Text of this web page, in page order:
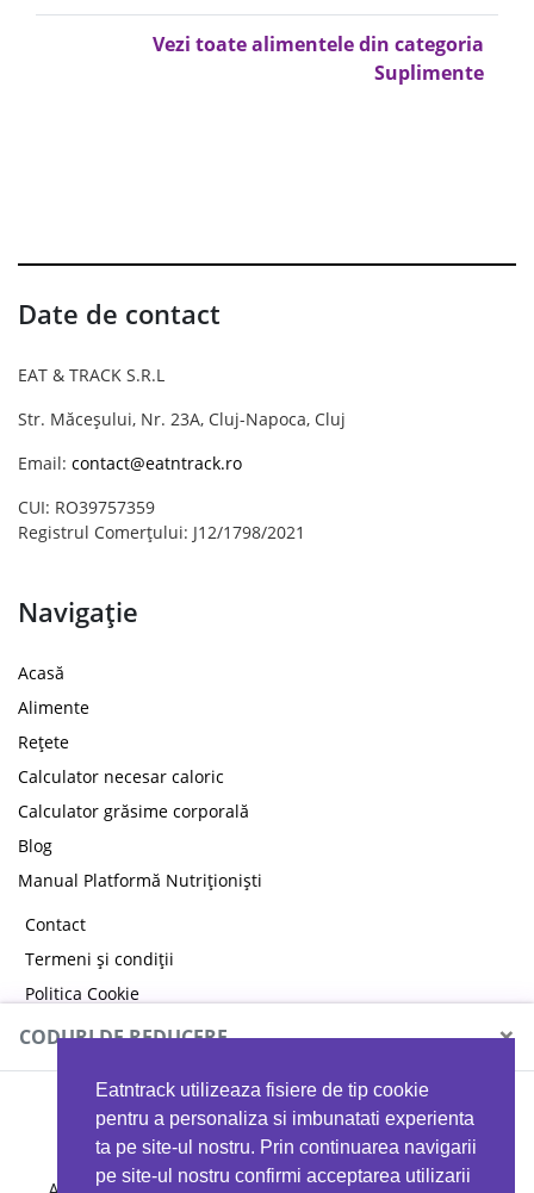
Eatntrack utilizeaza fisiere de tip cookie
pentru a personaliza si imbunatati experienta
ta pe site-ul nostru. Prin continuarea navigarii
pe site-ul nostru confirmi acceptarea utilizarii
Vezi toate alimentele din categoria
Suplimente
Date de contact
EAT & TRACK S.R.L
Str. Măceșului, Nr. 23A, Cluj-Napoca, Cluj
Email: contact@eatntrack.ro
CUI: RO39757359
Registrul Comerțului: J12/1798/2021
Navigație
Acasă
Alimente
Rețete
Calculator necesar caloric
Calculator grăsime corporală
Blog
Manual Platformă Nutriționiști
Contact
Termeni și condiții
Politica Cookie
Politica de confidențialitate
CODURI DE REDUCERE ×
MYPROTEIN